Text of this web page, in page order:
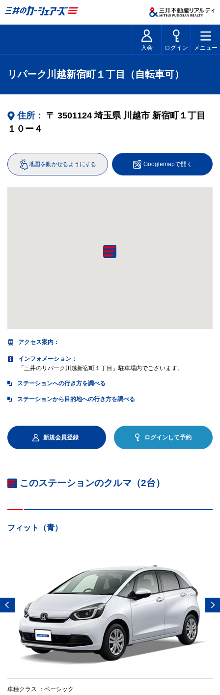
入会 ログイン メニュー
リパーク川越新宿町１丁目（自転車可）
住所： 〒 3501124 埼玉県 川越市 新宿町１丁目
１０ー４
地図を動かせるようにする Googlemapで開く
アクセス案内 ：
インフォメーション：
「三井のリパーク川越新宿町１丁目」駐車場内でございます。
ステーションへの行き方を調べる
ステーションから目的地への行き方を調べる
新規会員登録 ログインして予約
このステーションのクルマ（2台）
フィット（青）
車種クラス ベーシック